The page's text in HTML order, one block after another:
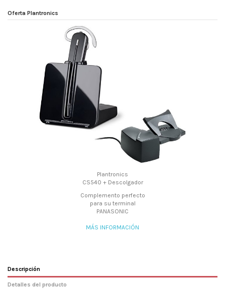
Oferta Plantronics
Plantronics
CS540 + Descolgador
Complemento perfecto
para su terminal
PANASONIC
MÁS INFORMACIÓN
Descripción
Detalles del producto